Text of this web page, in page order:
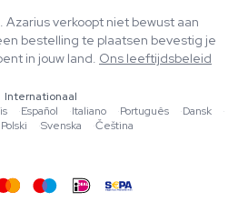
Azarius verkoopt niet bewust aan
bestelling te plaatsen bevestig je
in jouw land. Ons leeftijdsbeleid
Internationaal
·Español ·Italiano ·Português ·Dansk
·
Polski ·Svenska ·Čeština